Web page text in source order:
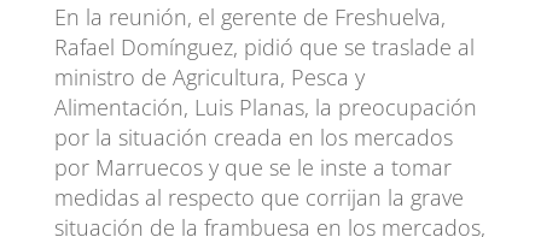
En la reunión, el gerente de Freshuelva,
Rafael Domínguez, pidió que se traslade al
ministro de Agricultura, Pesca y
Alimentación, Luis Planas, la preocupación
por la situación creada en los mercados
por Marruecos y que se le inste a tomar
medidas al respecto que corrijan la grave
situación de la frambuesa en los mercados,